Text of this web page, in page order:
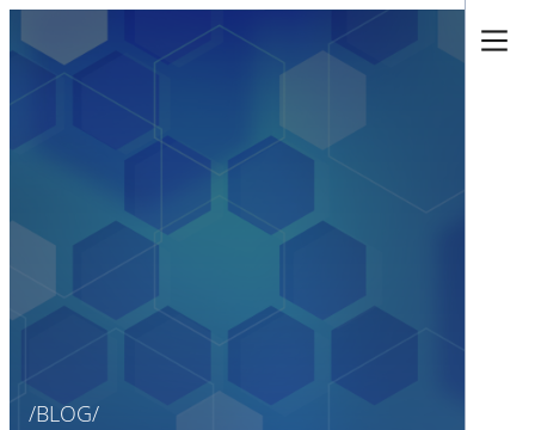
contenu
BLOG